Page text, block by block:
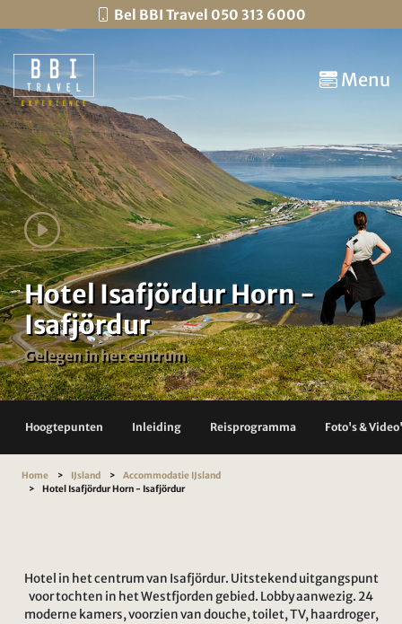
Bel BBI Travel 050 313 6000
Menu
Hotel Isafjördur Horn -
Isafjördur
Gelegen in het centrum
Hoogtepunten Inleiding Reisprogramma Foto's &
Home IJsland
Accommodatie IJsland
Hotel Isafjördur Horn - Isafjördur
Hotel in het centrum van Isafjördur. Uitstekend uitgangspunt
voor tochten in het Westfjorden gebied. Lobby aanwezig. 24
moderne kamers, voorzien van douche, toilet, TV, haardroger,